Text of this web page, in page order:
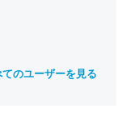
てのユーザーを見る